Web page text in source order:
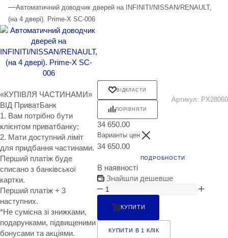
—Автоматичний доводчик дверей на INFINITI/NISSAN/RENAULT,
(на 4 двері). Prime-X SC-006
«КУПІВЛЯ ЧАСТИНАМИ»
ВІД ПриватБанк
1. Вам потрібно бути
клієнтом приватбанку;
2. Мати доступний ліміт
для придбання частинами.
Перший платіж буде
списано з банківської
картки.
Перший платіж + 3
наступних.
*Не сумісна зі знижками,
подарунками, підвищеними
бонусами та акціями.
ВІДКЛАСТИ
ПОРІВНЯТИ
Артикул: PX28060
34 650.00
Варианты цен
34 650.00
ПОДРОБНОСТИ
В наявності
Знайшли дешевше
КУПИТИ
КУПИТИ В 1 КЛІК